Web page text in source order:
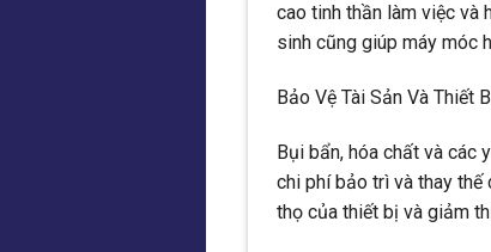
cao tinh thần làm việc và
sinh cũng giúp máy móc
Bảo Vệ Tài Sản Và Thiết
Bụi bẩn, hóa chất và các
chi phí bảo trì và thay
thọ của thiết bị và giảm